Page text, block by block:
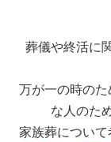
葬儀や終活に
万が一の時の
な人のた
家族葬について